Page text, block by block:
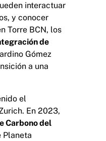
interactuar
y conocer
Torre BCN, los
de
Gómez
a una
el
En 2023,
Carbono del
Planeta